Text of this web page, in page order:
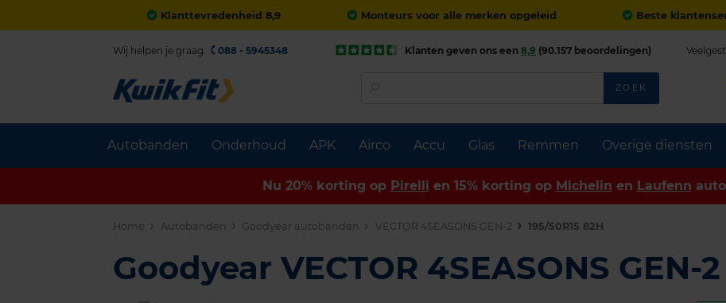
Klanttevredenheid 8,9 Monteurs voor alle merken opgeleid Beste
Autobanden Onderhoud APK Airco Accu Glas Remmen Overige diensten
Wij helpen je graag. 088 - 5945348 Klanten geven ons een 8,9 (90.157 beoordelingen)
ZOEK
Nu 20% korting op Pirelli en 15% korting op Michelin en Laufenn
Home Autobanden Goodyear autobanden VECTOR 4SEASONS GEN-2 195/50R15 82H
Goodyear VECTOR 4SEASONS GEN-2